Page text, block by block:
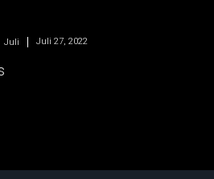
Juli Juli 27, 2022